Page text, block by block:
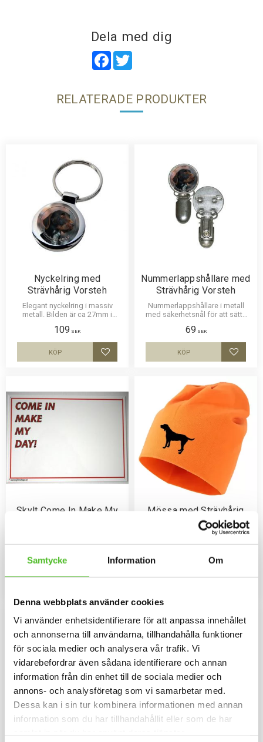
Samtycke Information Om
Denna webbplats använder cookies
Vi använder enhetsidentifierare för att anpassa innehållet
och annonserna till användarna, tillhandahålla funktioner
för sociala medier och analysera vår trafik. Vi
vidarebefordrar även sådana identifierare och annan
information från din enhet till de sociala medier och
annons- och analysföretag som vi samarbetar med.
Dessa kan i sin tur kombinera informationen med annan
information som du har tillhandahållit eller som de har
Dela med dig
Facebook
RELATERADE PRODUKTER
Nyckelring med
Strävhårig Vorsteh
Elegant nyckelring i massiv
metall. Bilden är ca 27mm i
vara hållbar och ge ett intryck av
djup i bilden.
109 SEK
Lägg till i favoriter
KÖP
Nummerlappshållare med
Strävhårig Vorsteh
Nummerlappshållare i metall
med säkerhetsnål för att sätta
klämma för nummerlappen.
Bilden är ca 27mm i diameter
och laminerad för att vara hållbar
och ge ett uttryck av djup i
69 SEK
Lägg
KÖP
Skylt Come In Make My
plats för en 15cm dekal. Skylten
är av plast och försedd med hål i
hörnen för montering på
59
Mössa med Strävhårig
Vorsteh
Mössa i bomullspandex med ett
siluettmotiv av en Strävhårig
Vorsteh. Mössan finns i flera
SEK